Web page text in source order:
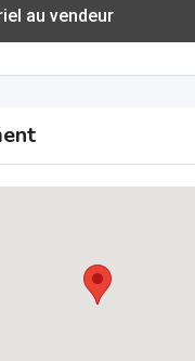
au vendeur